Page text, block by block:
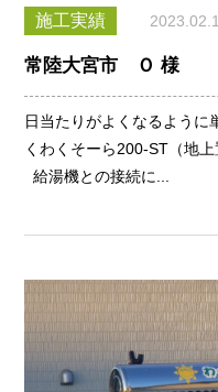
施工実績
常陸大宮市 Ｏ 様
日当たりがよくなるように
くわくそーら200-ST（地
給湯機との接続に...